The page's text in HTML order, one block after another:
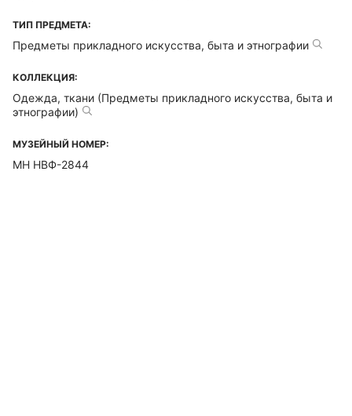
ТИП ПРЕДМЕТА:
Предметы прикладного искусства, быта и этнографии
КОЛЛЕКЦИЯ:
Одежда, ткани (Предметы прикладного искусства, быта и
этнографии)
МУЗЕЙНЫЙ НОМЕР:
МН НВФ-2844